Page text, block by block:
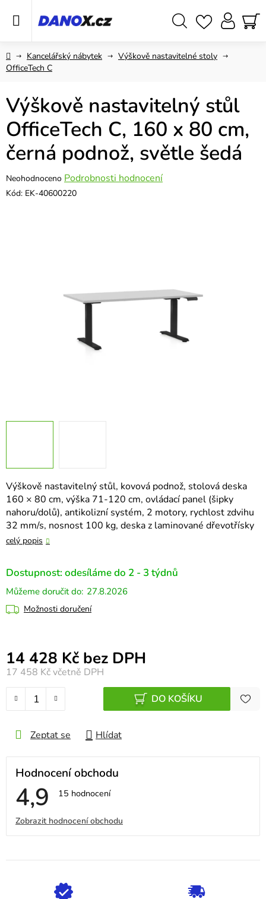
DomůKancelářský nábytek
Výškově nastavitelné stoly
OfficeTech C
Výškově nastavitelný stůl, kovová podnož, stolová deska
160 × 80 cm, výška 71-120 cm, ovládací panel (šipky
nahoru/dolů), antikolizní systém, 2 motory, rychlost zdvihu
32 mm/s, nosnost 100 kg, deska z laminované dřevotřísky
celý popis
Dostupnost: odesíláme do 2 - 3 týdnů
27.8.2026
Možnosti doručení
17 458 Kčvčetně DPH
14 428 Kč bez DPH
Měrná cena:
DO KOŠÍKU
Zeptat se Hlídat
Hodnocení obchodu
4,9 Průměrné
je
hvězdiček.
15 hodnocení
V
ý
p
Zobrazit hodnocení obchodu
Výškově nastavitelný stůl
OfficeTech C, 160 x 80 cm,
černá podnož, světle šedá
Průměrné
hodnocení
Neohodnoceno Podrobnosti hodnocení
Kód: EK-40600220